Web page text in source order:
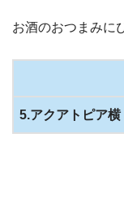
お酒のおつまみに
5.アクアトピア横